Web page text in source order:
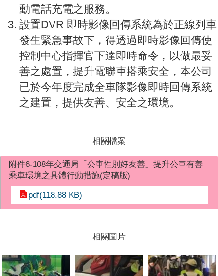
動電話充電之服務。
設置DVR 即時影像回傳系統為於正線列車
發生緊急事故下，得透過即時影像回傳使
控制中心指揮官下達即時命令，以做最妥
善之處置，提升電聯車搭乘安全，本公司
已於今年度完成全車隊影像即時回傳系統
之建置，提供友善、安全之環境。
相關檔案
附件6-108年交通局「公車性別好友善」提升公車有善
乘車環境之具體行動措施(定稿版)
pdf(118.88 KB)
相關圖片